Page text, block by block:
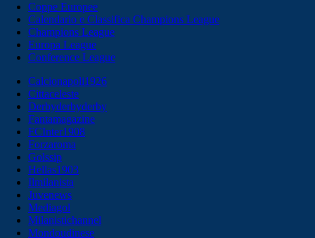
Coppe Europee
Calendario e Classifica Champions League
Champions League
Europa League
Conference League
Calcionapoli1926
Cittaceleste
Derbyderbyderby
Fantamagazine
FCInter1908
Forzaroma
Golssip
Hellas1903
Ilmilanista
Juvenews
Mediagol
Milanistichannel
Mondoudinese